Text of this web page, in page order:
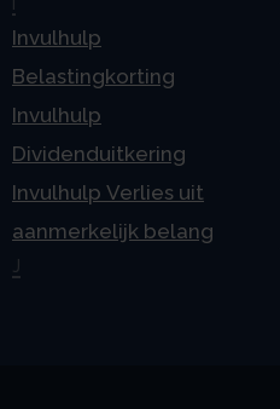
Invulhulp
Belastingkorting
Invulhulp
Dividenduitkering
Invulhulp Verlies uit
aanmerkelijk belang